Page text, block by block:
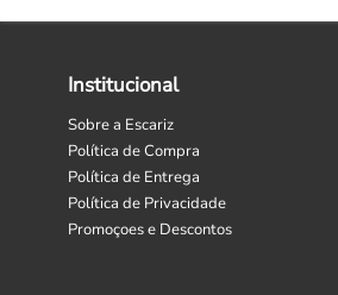
Institucional
Sobre a Escariz
Política de Compra
Política de Entrega
Política de Privacidade
Promoçoes e Descontos